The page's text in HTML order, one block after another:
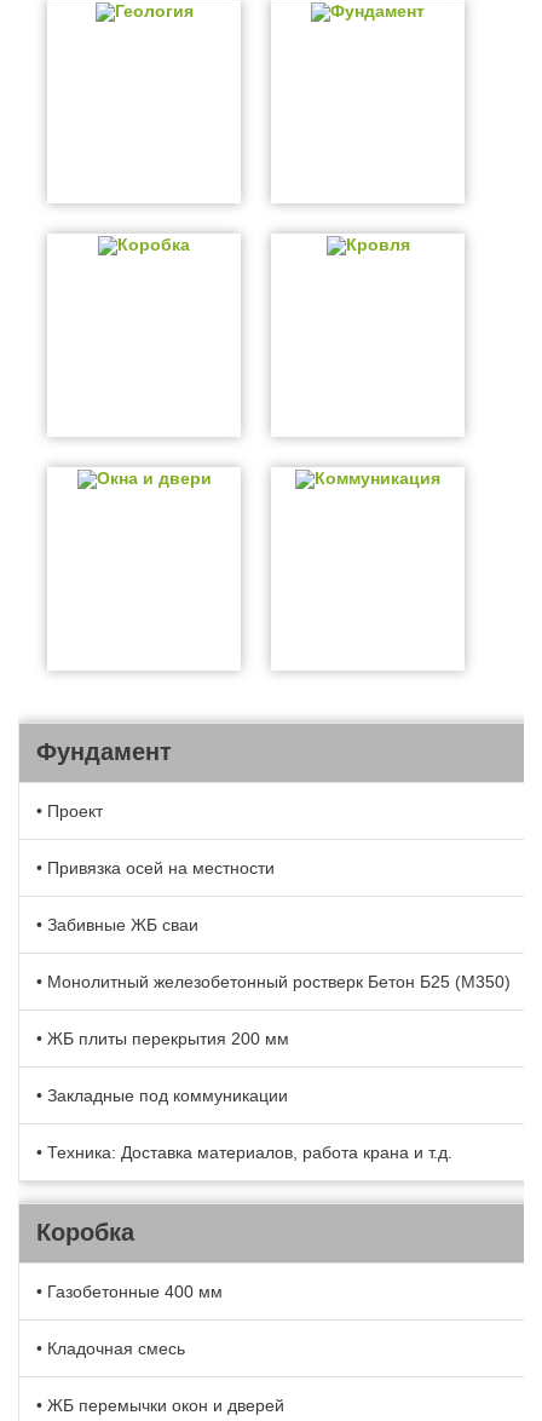
Геология Фундамент
Коробка Кровля
Окна и двери Коммуникация
Фундамент
• Проект
• Привязка осей на местности
• Забивные ЖБ сваи
• Монолитный железобетонный ростверк Бетон Б25 (М350)
• ЖБ плиты перекрытия 200 мм
• Закладные под коммуникации
• Техника: Доставка материалов, работа крана и т.д.
Коробка
• Газобетонные 400 мм
• Кладочная смесь
• ЖБ перемычки окон и дверей